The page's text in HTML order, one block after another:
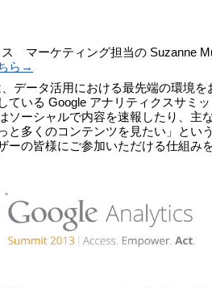
　マーケティング担当の Suzanne
ら→
データ活用における最先端の環境を
ている Google アナリティクスサミ
ソーシャルで内容を速報したり、主
と多くのコンテンツを見たい」とい
の皆様にご参加いただける仕組み